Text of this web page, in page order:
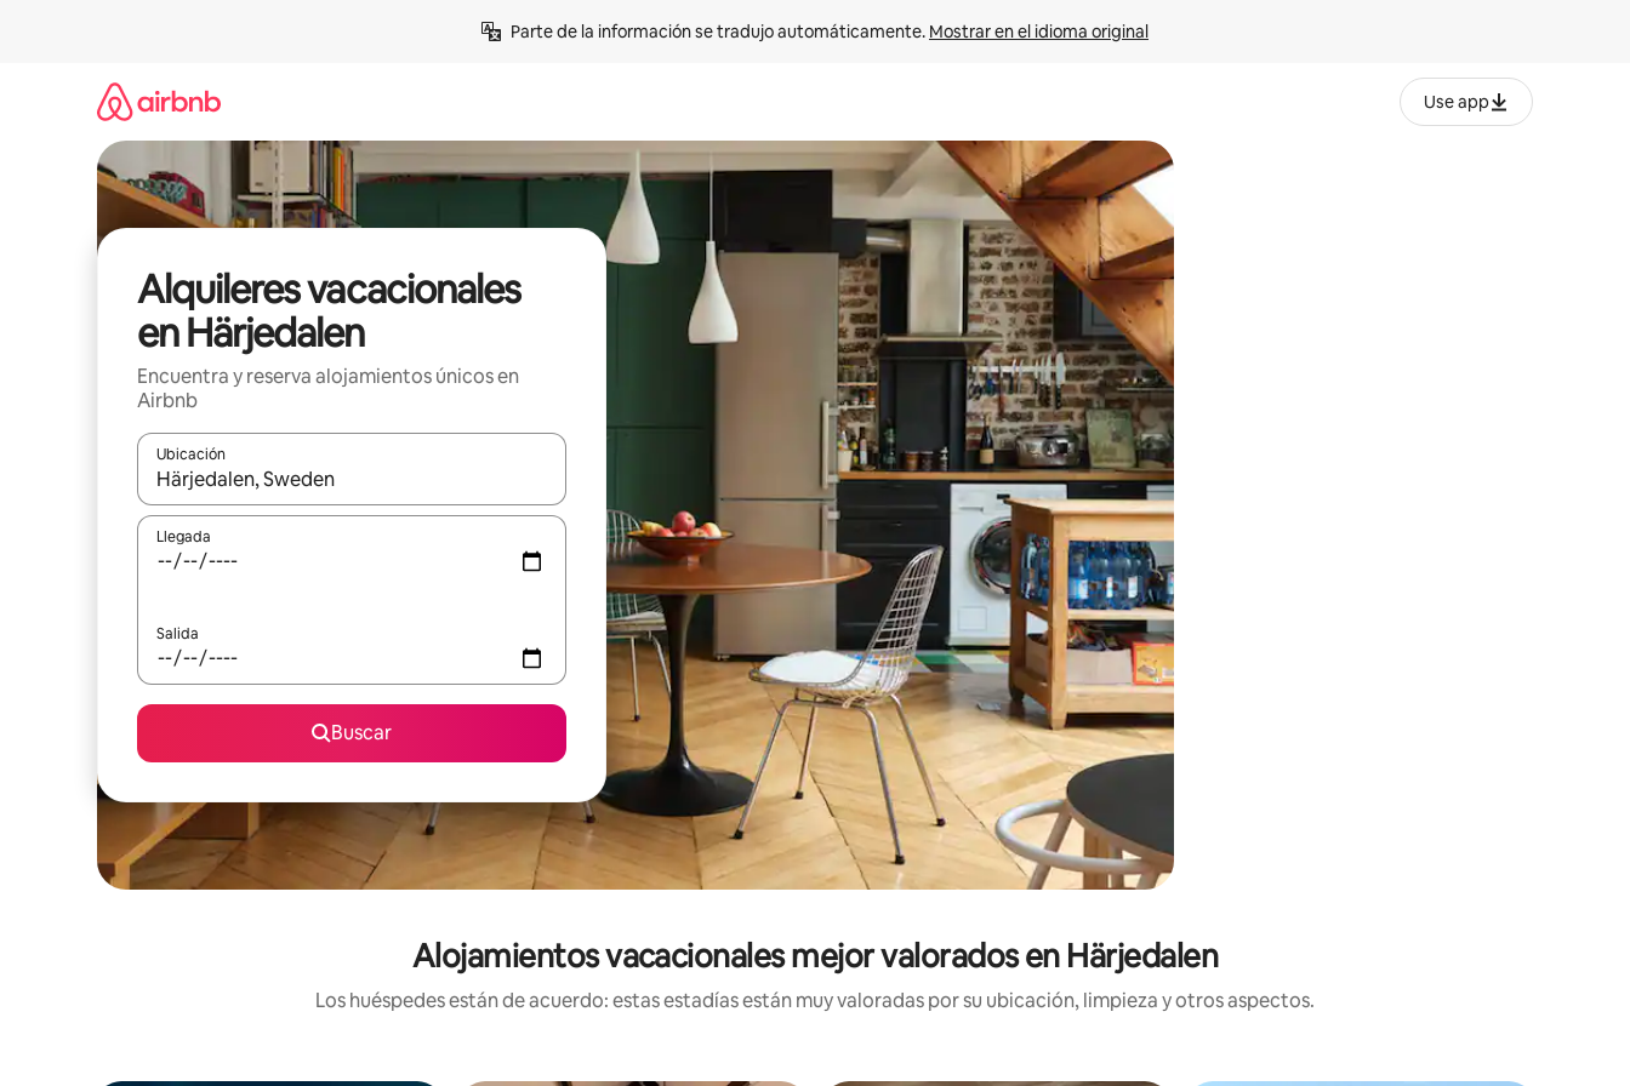
Parte de la información se tradujo automáticamente. Mostrar en el idioma original
Use app
Alquileres vacacionales
en Härjedalen
Encuentra y reserva alojamientos únicos en
Airbnb
Ubicación
Cuando los resultados estén disponibles, navega con las teclas de flecha hacia arriba y hacia abajo o explora con el tacto o desliza el dedo.
Llegada
Salida
Buscar
Alojamientos vacacionales mejor valorados en Härjedalen
Los huéspedes están de acuerdo: estas estadías están muy valoradas por su ubicación, limpieza y otros aspectos.